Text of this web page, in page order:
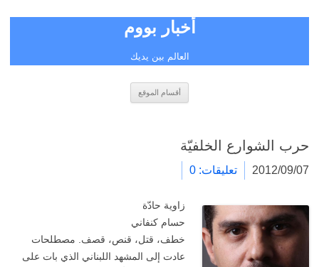
أخبار بووم
العالم بين يديك
أقسام الموقع
حرب الشوارع الخلفيّة
2012/09/07 تعليقات: 0
زاوية حادّة
حسام كنفاني
خطف، قتل، قنص، قصف. مصطلحات
عادت إلى المشهد اللبناني الذي بات على